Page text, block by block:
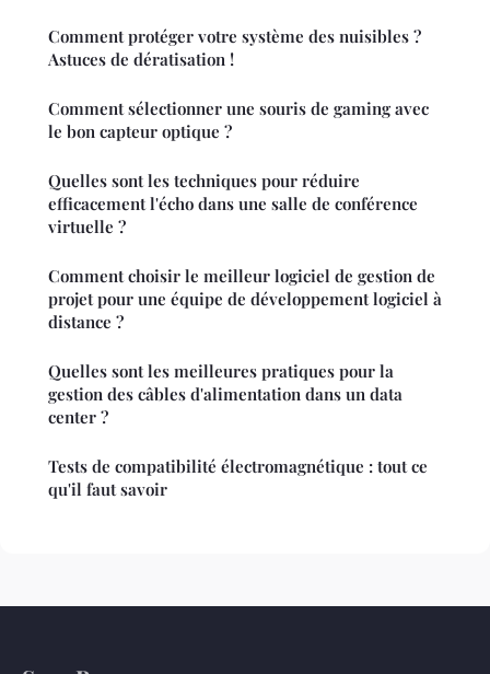
Comment protéger votre système des nuisibles ?
Astuces de dératisation !
Comment sélectionner une souris de gaming avec
le bon capteur optique ?
Quelles sont les techniques pour réduire
efficacement l'écho dans une salle de conférence
virtuelle ?
Comment choisir le meilleur logiciel de gestion de
projet pour une équipe de développement logiciel à
distance ?
Quelles sont les meilleures pratiques pour la
gestion des câbles d'alimentation dans un data
center ?
Tests de compatibilité électromagnétique : tout ce
qu'il faut savoir